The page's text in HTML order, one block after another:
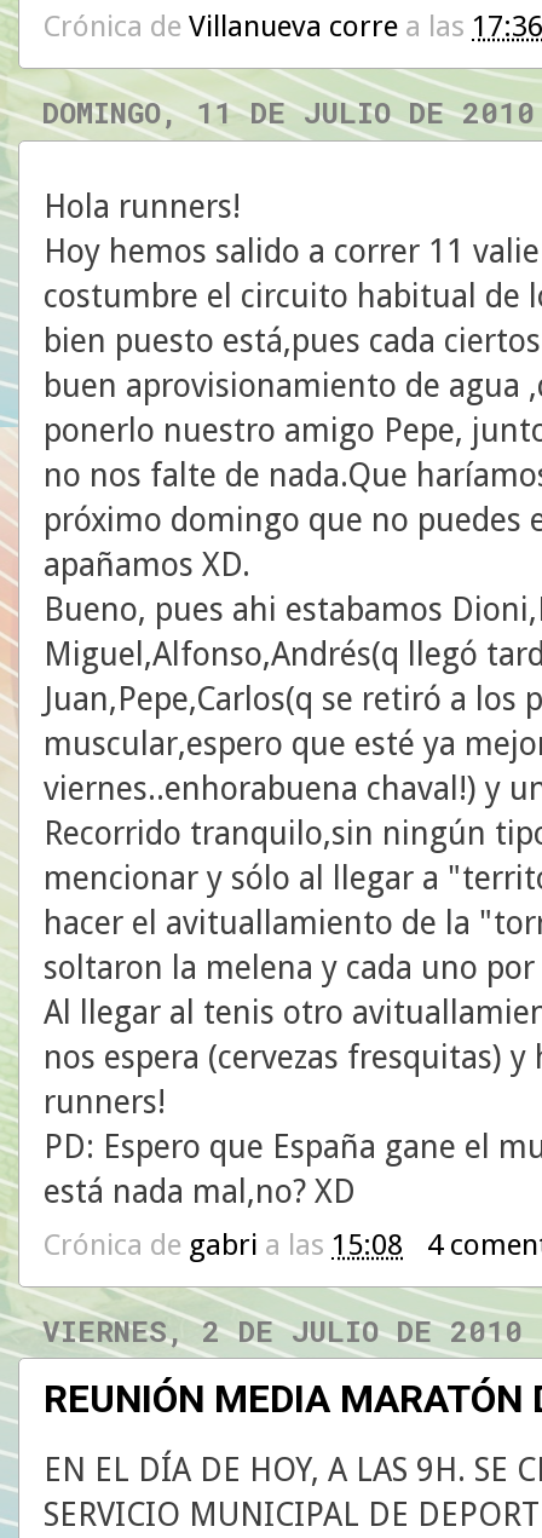
Crónica de Villanueva corre a las 17:36
DOMINGO, 11 DE JULIO DE 2010
Hola runners!
Hoy hemos salido a correr 11
costumbre el circuito habitual de
bien puesto está,pues cada
buen aprovisionamiento de agua
ponerlo nuestro amigo Pepe,
no nos falte de nada.Que
próximo domingo que no puedes
apañamos XD.
Bueno, pues ahi estabamos
Miguel,Alfonso,Andrés(q llegó
Juan,Pepe,Carlos(q se retiró a
muscular,espero que esté ya
viernes..enhorabuena chaval!) y
Recorrido tranquilo,sin ningún
mencionar y sólo al llegar a
hacer el avituallamiento de la
soltaron la melena y cada uno
Al llegar al tenis otro
nos espera (cervezas fresquitas)
runners!
PD: Espero que España gane el
está nada mal,no? XD
Crónica de gabri a las 15:08 4
VIERNES, 2 DE JULIO DE 2010
REUNIÓN MEDIA MARATÓN
EN EL DÍA DE HOY, A LAS 9H. SE
SERVICIO MUNICIPAL DE